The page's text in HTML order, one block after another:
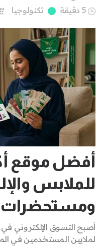
5 دقيقة
تكنولوجيا
أفضل موقع
للملابس
ومستحضرات
أصبح التسوق الإلكتروني في
لملايين المستخدمين في